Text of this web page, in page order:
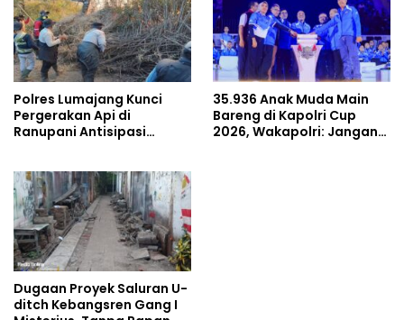
Polres Lumajang Kunci
Pergerakan Api di
Ranupani Antisipasi
35.936 Anak Muda Main
Bareng di Kapolri Cup
2026, Wakapolri: Jangan
Dugaan Proyek Saluran U-
ditch Kebangsren Gang I